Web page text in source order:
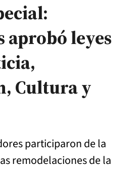
aprobó leyes
Cultura y
participaron de la
remodelaciones de la